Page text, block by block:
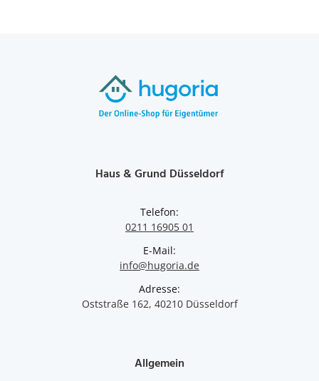
Haus & Grund Düsseldorf
Telefon:
0211 16905 01
E-Mail:
info@hugoria.de
Adresse:
Oststraße 162, 40210 Düsseldorf
Allgemein